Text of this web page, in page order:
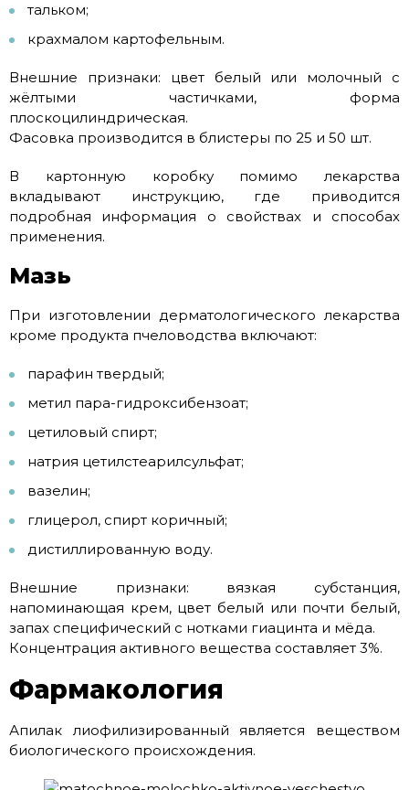
тальком;
крахмалом картофельным.
Внешние признаки: цвет белый или молочный с
жёлтыми частичками, форма
плоскоцилиндрическая.
Фасовка производится в блистеры по 25 и 50 шт.
В картонную коробку помимо лекарства
вкладывают инструкцию, где приводится
подробная информация о свойствах и способах
применения.
Мазь
При изготовлении дерматологического лекарства
кроме продукта пчеловодства включают:
парафин твердый;
метил пара-гидроксибензоат;
цетиловый спирт;
натрия цетилстеарилсульфат;
вазелин;
глицерол, спирт коричный;
дистиллированную воду.
Внешние признаки: вязкая субстанция,
напоминающая крем, цвет белый или почти белый,
запах специфический с нотками гиацинта и мёда.
Концентрация активного вещества составляет 3%.
Фармакология
Апилак лиофилизированный является веществом
биологического происхождения.